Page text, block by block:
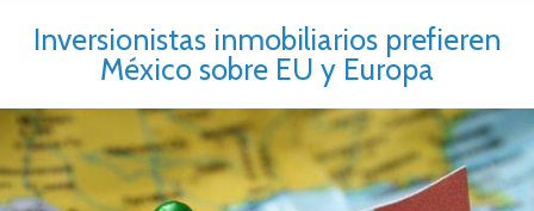
Inversionistas inmobiliarios prefieren
México sobre EU y Europa